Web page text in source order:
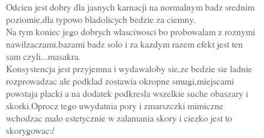
Odcien jest dobry dla jasnych karnacji na normalnym badz srednim
poziomie,dla typowo bladolicych bedzie za ciemny.
Na tym koniec jego dobrych wlasciwosci bo probowalam z roznymi
nawilzaczami,bazami badz solo i za kazdym razem efekt jest ten
sam czyli...masakra.
Konsystencja jest przyjemna i wydawaloby sie,ze bedzie sie ladnie
rozprowadzac ale podklad zostawia okropne smugi,miejscami
powstaja placki a na dodatek podkresla wszelkie suche obaszary i
skorki.Oprocz tego uwydatnia pory i zmarszczki mimiczne
wchodzac malo estetycznie w zalamania skory i ciezko jest to
skorygowac:/